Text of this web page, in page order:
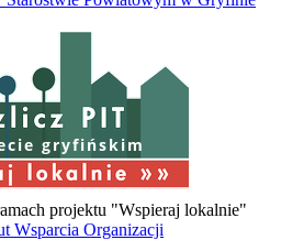
gryfińskim
projektu "Wspieraj lokalnie"
Wsparcia Organizacji